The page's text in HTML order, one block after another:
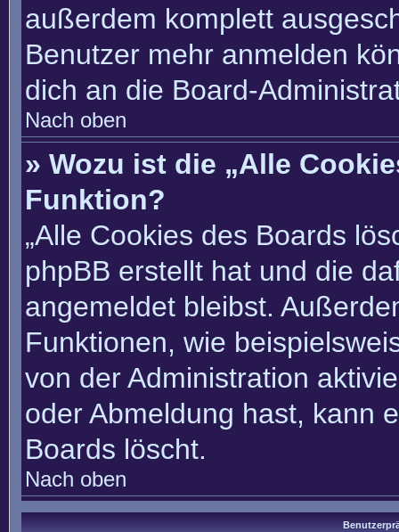
außerdem komplett
Benutzer mehr anmelden
dich an die Board-
Nach oben
» Wozu ist die „Alle
Funktion?
„Alle Cookies des Boards
phpBB erstellt hat und die
angemeldet bleibst.
Funktionen, wie
von der Administration
oder Abmeldung hast, kann
Boards löscht.
Nach oben